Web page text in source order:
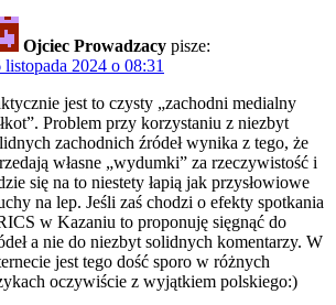
Ojciec Prowadzacy pisze:
listopada 2024 o 08:31
jest to czysty „zachodni medialny
Problem przy korzystaniu z niezbyt
zachodnich źródeł wynika z tego, że
własne „wydumki” za rzeczywistość i
się na to niestety łapią jak przysłowiowe
na lep. Jeśli zaś chodzi o efekty spotkania
w Kazaniu to proponuję sięgnąć do
a nie do niezbyt solidnych komentarzy. W
jest tego dość sporo w różnych
oczywiście z wyjątkiem polskiego:)